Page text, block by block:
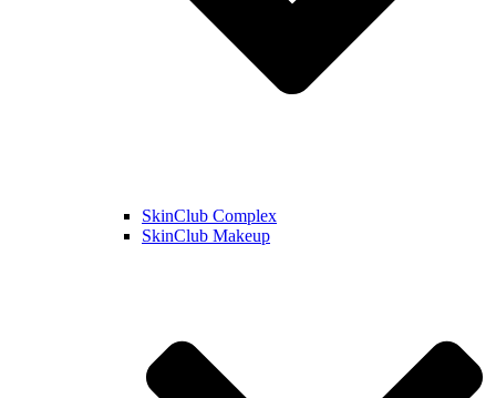
SkinClub Complex
SkinClub Makeup